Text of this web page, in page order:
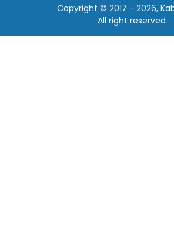
Copyright © 2017 - 2026,
All right reserved